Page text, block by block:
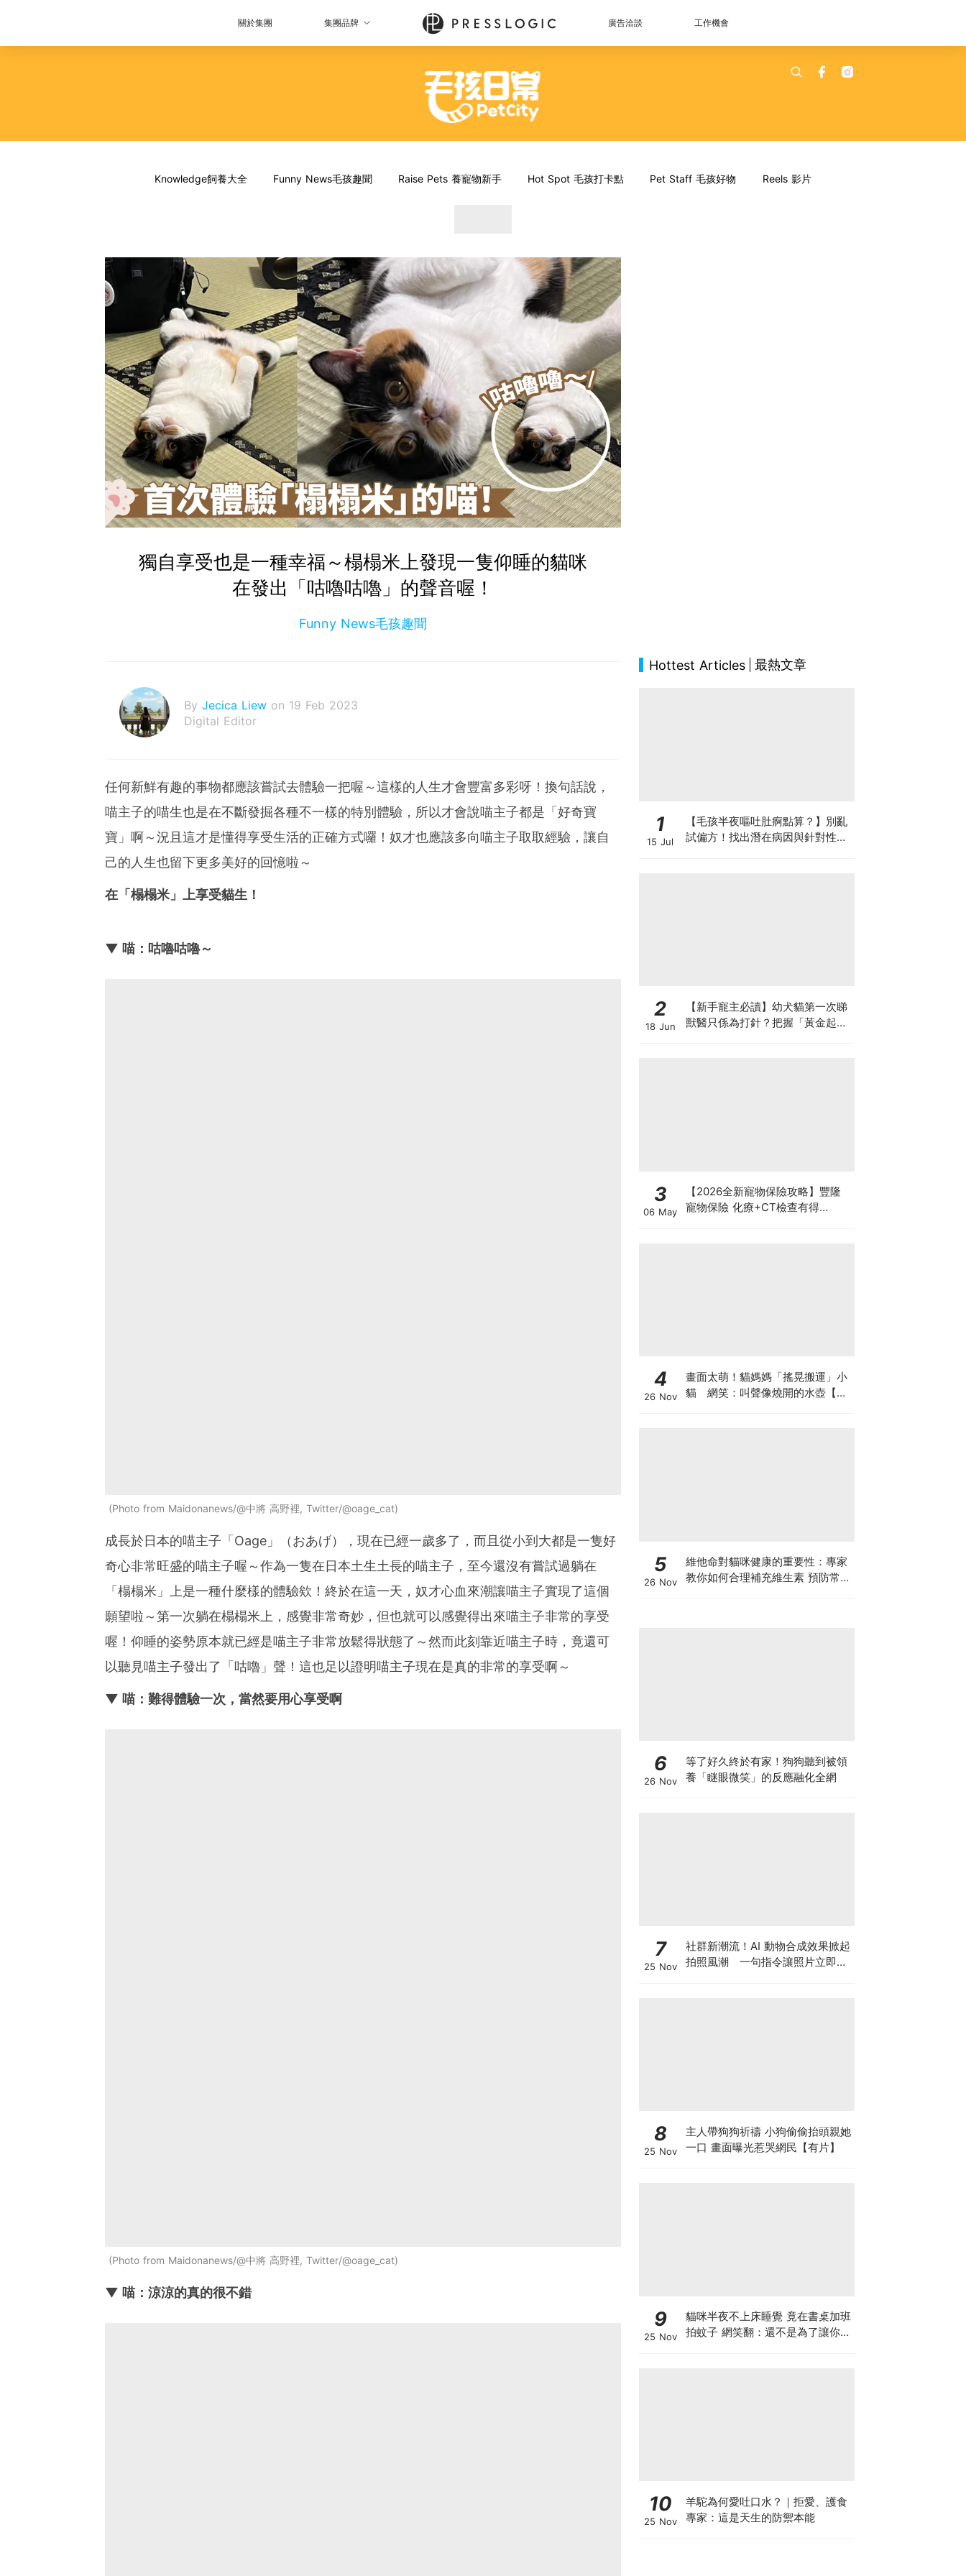
關於集團 集團品牌 廣告洽談 工作機會
Knowledge飼養大全 Funny News毛孩趣聞 Raise Pets 養寵物新手 Hot Spot 毛孩打卡點 Pet Staff 毛孩好物 Reels 影片
獨自享受也是一種幸福～榻榻米上發現一隻仰睡的貓咪
在發出「咕嚕咕嚕」的聲音喔！
Funny News毛孩趣聞
By Jecica Liew on 19 Feb 2023
Digital Editor
任何新鮮有趣的事物都應該嘗試去體驗一把喔～這樣的人生才會豐富多彩呀！換句話說，
喵主子的喵生也是在不斷發掘各種不一樣的特別體驗，所以才會說喵主子都是「好奇寶
寶」啊～況且這才是懂得享受生活的正確方式囉！奴才也應該多向喵主子取取經驗，讓自
己的人生也留下更多美好的回憶啦～
在「榻榻米」上享受貓生！
▼ 喵：咕嚕咕嚕～
Photo from Maidonanews/@中將 高野裡, Twitter/@oage_cat
成長於日本的喵主子「Oage」（おあげ），現在已經一歲多了，而且從小到大都是一隻好
奇心非常旺盛的喵主子喔～作為一隻在日本土生土長的喵主子，至今還沒有嘗試過躺在
「榻榻米」上是一種什麼樣的體驗欸！終於在這一天，奴才心血來潮讓喵主子實現了這個
願望啦～第一次躺在榻榻米上，感覺非常奇妙，但也就可以感覺得出來喵主子非常的享受
喔！仰睡的姿勢原本就已經是喵主子非常放鬆得狀態了～然而此刻靠近喵主子時，竟還可
以聽見喵主子發出了「咕嚕」聲！這也足以證明喵主子現在是真的非常的享受啊～
▼ 喵：難得體驗一次，當然要用心享受啊
Photo from Maidonanews/@中將 高野裡, Twitter/@oage_cat
▼ 喵：涼涼的真的很不錯
Hottest Articles 最熱文章
1
15 Jul
【毛孩半夜嘔吐肚痾點算？】別亂
試偏方！找出潛在病因與針對性營
2
18 Jun
【新手寵主必讀】幼犬貓第一次睇
獸醫只係為打針？把握「黃金起跑
3
06 May
【2026全新寵物保險攻略】豐隆
寵物保險 化療+CT檢查有得
4
26 Nov
畫面太萌！貓媽媽「搖晃搬運」小
貓 網笑：叫聲像燒開的水壺【有
5
26 Nov
維他命對貓咪健康的重要性：專家
教你如何合理補充維生素 預防常見
6
26 Nov
等了好久終於有家！狗狗聽到被領
養「瞇眼微笑」的反應融化全網
7
25 Nov
社群新潮流！AI 動物合成效果掀起
拍照風潮 一句指令讓照片立即升
8
25 Nov
主人帶狗狗祈禱 小狗偷偷抬頭親她
一口 畫面曝光惹哭網民【有片】
9
25 Nov
貓咪半夜不上床睡覺 竟在書桌加班
拍蚊子 網笑翻：還不是為了讓你睡
10
25 Nov
羊駝為何愛吐口水？｜拒愛、護食
專家：這是天生的防禦本能